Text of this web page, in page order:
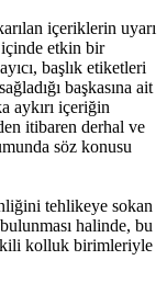
içeriklerin uyarı
etkin bir
başlık etiketleri
başkasına ait
aykırı içeriğin
itibaren derhal ve
söz konusu
tehlikeye sokan
halinde, bu
kolluk birimleriyle